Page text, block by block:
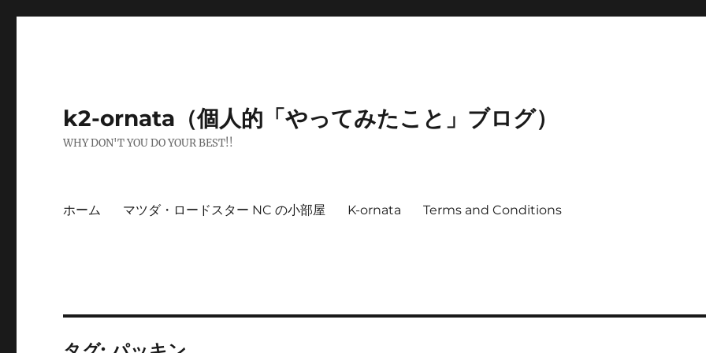
k2-ornata（個人的「やってみたこと」ブログ）
WHY DON'T YOU DO YOUR BEST!!
ホーム マツダ・ロードスター NC の小部屋 K-ornata Terms and Conditions